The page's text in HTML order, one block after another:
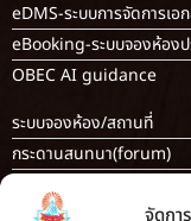
จัดกา
eDMS-ระบบการจัดการเอ
eBooking-ระบบจองห้อง
OBEC AI guidance
ระบบจองห้อง/สถานที่
กระดานสนทนา(forum)
ขออนุญาตออกนอกโรงเรียน